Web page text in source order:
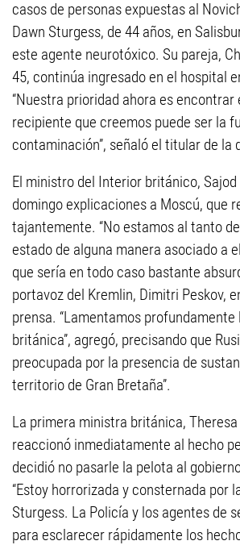
casos de personas expuestas al
Dawn Sturgess, de 44 años, en
este agente neurotóxico. Su pareja,
45, continúa ingresado en el hospital
“Nuestra prioridad ahora es
recipiente que creemos puede ser la
contaminación”, señaló el titular de la
El ministro del Interior británico,
domingo explicaciones a Moscú, que
tajantemente. “No estamos al tanto
estado de alguna manera asociado a
que sería en todo caso bastante
portavoz del Kremlin, Dimitri Peskov,
prensa. “Lamentamos
británica”, agregó, precisando que
preocupada por la presencia de
territorio de Gran Bretaña”.
La primera ministra británica,
reaccionó inmediatamente al hecho
decidió no pasarle la pelota al
“Estoy horrorizada y consternada por
Sturgess. La Policía y los agentes de
para esclarecer rápidamente los